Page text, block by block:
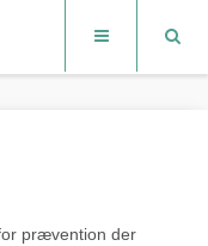
prævention der